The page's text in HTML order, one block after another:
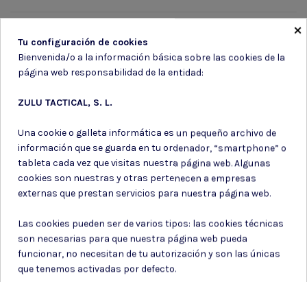
Marca
Suscríbete a nuestro boletín
Puede darse de baja en cualquier momento. Para ello, consulte nuestra
información de contacto en el aviso legal.
Consiento el uso de mis datos para los fines indicados en la
×
Tu configuración de cookies
Bienvenida/o a la información básica sobre las cookies de la
página web responsabilidad de la entidad:
ZULU TACTICAL, S. L.
Una cookie o galleta informática es un pequeño archivo de
información que se guarda en tu ordenador, “smartphone” o
tableta cada vez que visitas nuestra página web. Algunas
cookies son nuestras y otras pertenecen a empresas
externas que prestan servicios para nuestra página web.
Las cookies pueden ser de varios tipos: las cookies técnicas
son necesarias para que nuestra página web pueda
funcionar, no necesitan de tu autorización y son las únicas
que tenemos activadas por defecto.